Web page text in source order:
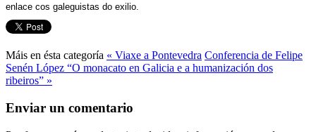
enlace cos galeguistas do exilio.
Máis en ésta categoría « Viaxe a Pontevedra Conferencia de Felipe
Senén López “O monacato en Galicia e a humanización dos
ribeiros” »
Enviar un comentario